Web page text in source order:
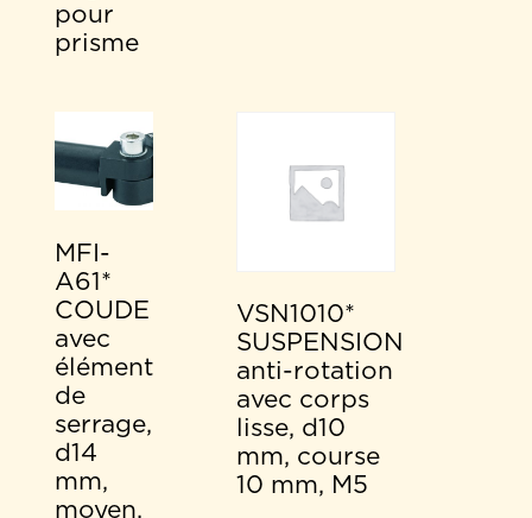
pour
prisme
MFI-
A61*
COUDE
avec
élément
de
serrage,
d14
mm,
moyen,
VSN1010*
SUSPENSION
anti-rotation
avec corps
lisse, d10
mm, course
10 mm, M5